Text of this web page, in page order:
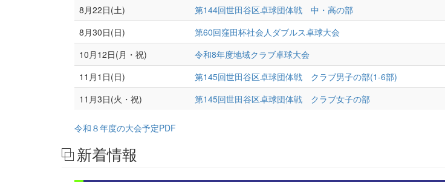
ビ
ゲ
ー
シ
ョ
ン
8月22日(土) 第144回世田谷区卓球団体戦 中・高の部
8月30日(日)
第60回窪田杯社会人ダブルス卓球大会
10月12日(月・祝)
令和8年度地域クラブ卓球大会
11月1日(日)
第145回世田谷区卓球団体戦 クラブ男子の部(1-6部)
11月3日(火・祝)
第145回世田谷区卓球団体戦 クラブ女子の部
令和８年度の大会予定PDF
新着情報